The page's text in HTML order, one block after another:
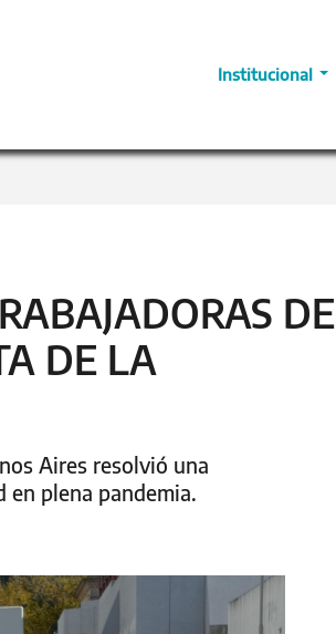
Institucional
DE
DE LA
Aires resolvió una
en plena pandemia.